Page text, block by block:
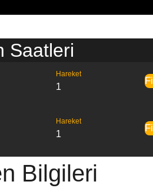
Saatleri
Hareket
1
Hareket
1
Bilgileri